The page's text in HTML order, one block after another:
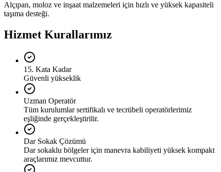
Alçıpan, moloz ve inşaat malzemeleri için hızlı ve yüksek kapasiteli
taşıma desteği.
Hizmet Kurallarımız
15. Kata Kadar
Güvenli yükseklik
Uzman Operatör
Tüm kurulumlar sertifikalı ve tecrübeli operatörlerimiz
eşliğinde gerçekleştirilir.
Dar Sokak Çözümü
Dar sokaklu bölgeler için manevra kabiliyeti yüksek kompakt
araçlarımız mevcuttur.